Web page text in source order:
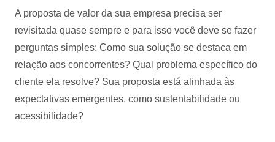
A proposta de valor da sua empresa precisa ser
revisitada quase sempre e para isso você deve se fazer
perguntas simples: Como sua solução se destaca em
relação aos concorrentes? Qual problema específico do
cliente ela resolve? Sua proposta está alinhada às
expectativas emergentes, como sustentabilidade ou
acessibilidade?